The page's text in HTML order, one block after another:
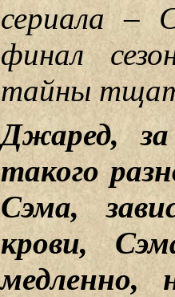
сериала –
финал
тайны
Джаред,
такого
Сэма,
крови,
медленно,